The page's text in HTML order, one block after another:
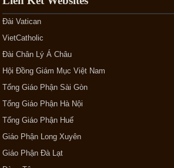
Đài Vatican
VietCatholic
Đài Chân Lý Á Châu
Hội Đồng Giám Mục Việt Nam
Tổng Giáo Phận Sài Gòn
Tổng Giáo Phận Hà Nội
Tổng Giáo Phận Huế
Giáo Phận Long Xuyên
Giáo Phận Đà Lạt